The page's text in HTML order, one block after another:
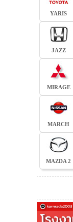
YARIS
JAZZ
MIRAGE
MARCH
MAZDA 2